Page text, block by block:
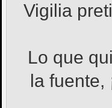
Vigilia
Lo que
la